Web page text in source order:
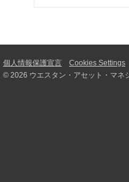
個人情報保護宣言 Cookies Settings
© 2026 ウエスタン・アセット・マネ